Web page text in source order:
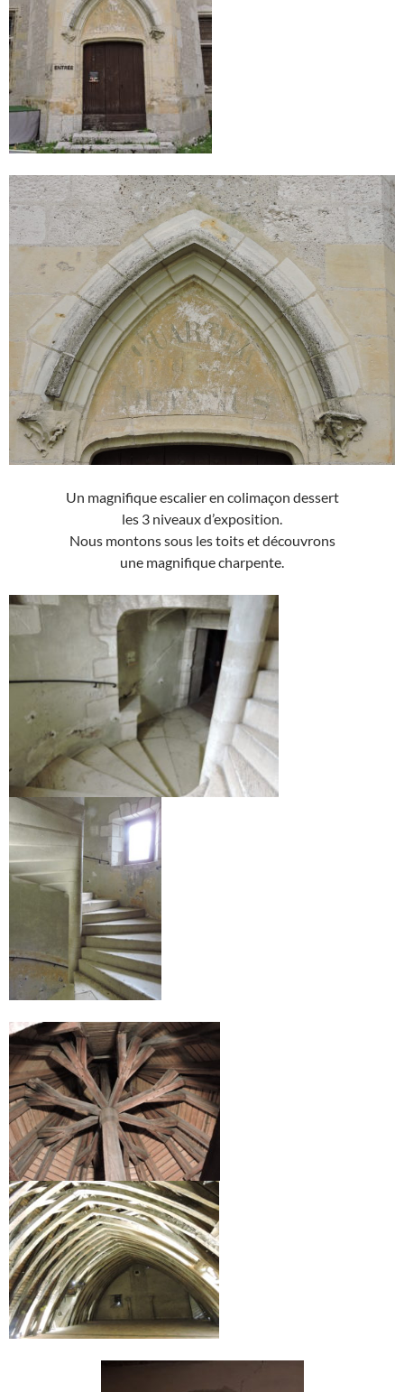
Un magnifique escalier en colimaçon dessert
les 3 niveaux d’exposition.
Nous montons sous les toits et découvrons
une magnifique charpente.